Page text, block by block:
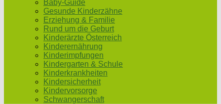
Baby-Guide
Gesunde Kinderzähne
Erziehung & Familie
Rund um die Geburt
Kinderärzte Österreich
Kinderernährung
Kinderimpfungen
Kindergarten & Schule
Kinderkrankheiten
Kindersicherheit
Kindervorsorge
Schwangerschaft